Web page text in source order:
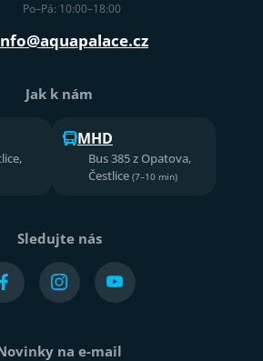
Po–Pá: 10:00–18:00
Jak k nám
MHD
Bus 385 z Opatova,
Čestlice (7–10 min)
Sledujte nás
na e-mail